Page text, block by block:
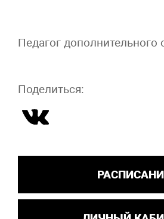
Педагог дополнительного
Поделиться: